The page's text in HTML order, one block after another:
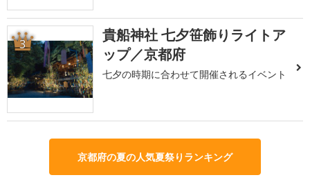
3
貴船神社 七夕笹飾りライトア
ップ／京都府
七夕の時期に合わせて開催されるイベント
京都府の夏の人気夏祭りランキング